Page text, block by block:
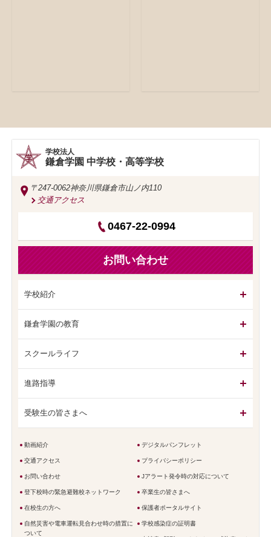
学校法人
鎌倉学園 中学校・高等学校
〒247-0062神奈川県鎌倉市山ノ内110
交通アクセス
0467-22-0994
お問い合わせ
学校紹介
鎌倉学園の教育
スクールライフ
進路指導
受験生の皆さまへ
動画紹介 デジタルパンフレット
交通アクセス プライバシーポリシー
お問い合わせ Jアラート発令時の対応について
登下校時の緊急避難校ネットワーク 卒業生の皆さまへ
在校生の方へ 保護者ポータルサイト
自然災害や電車運転見合わせ時の措置に
ついて
学校感染症の証明書